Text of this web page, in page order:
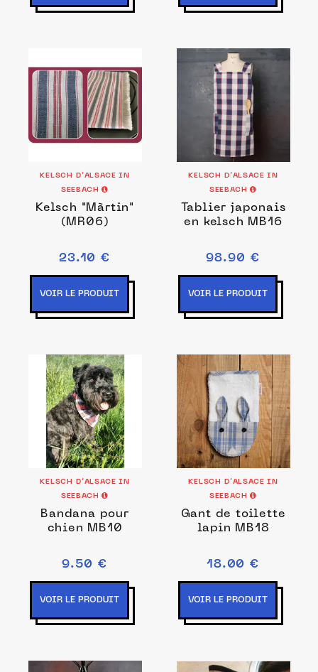
KELSCH D’ALSACE IN
SEEBACH
Kelsch "Màrtin"
(MR06)
23.10 €
VOIR LE PRODUIT
KELSCH D’ALSACE IN
SEEBACH
Tablier japonais
en kelsch MB16
98.90 €
VOIR LE PRODUIT
KELSCH D’ALSACE IN
SEEBACH
Bandana pour
chien MB10
9.50 €
VOIR LE PRODUIT
KELSCH D’ALSACE IN
SEEBACH
Gant de toilette
lapin MB18
18.00 €
VOIR LE PRODUIT